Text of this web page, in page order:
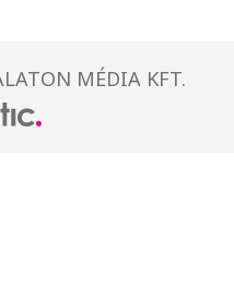
MÉDIA KFT.